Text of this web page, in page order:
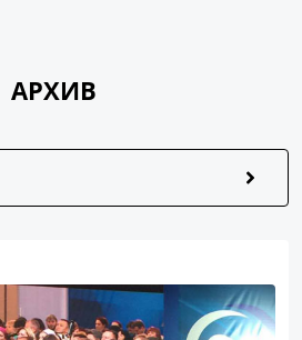
АРХИВ